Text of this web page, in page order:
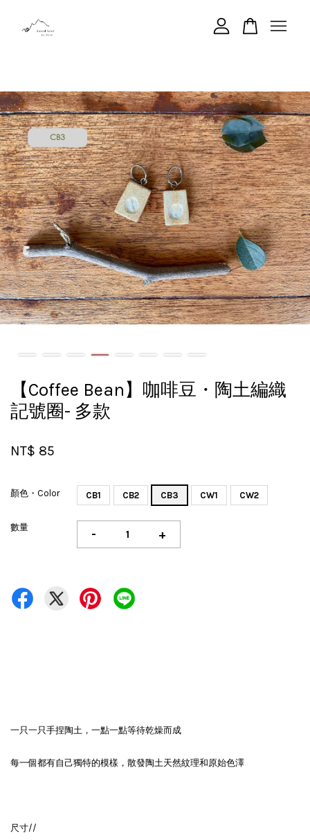
【Coffee Bean】咖啡豆・陶土編織
記號圈- 多款
NT$ 85
顏色・Color CB1 CB2 CB3 CW1 CW2
數量 - +
一只一只手捏陶土，一點一點等待乾燥而成
每一個都有自己獨特的模樣，散發陶土天然紋理和原始色澤
尺寸//
繼續購物